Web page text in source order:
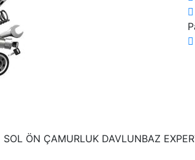
SOL ÖN ÇAMURLUK DAVLUNBAZ